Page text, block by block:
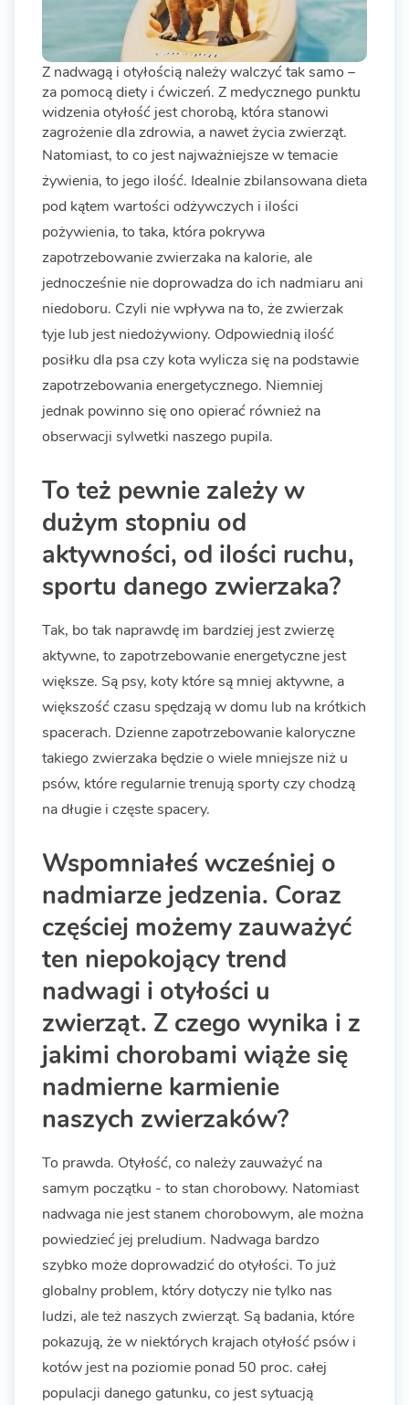
Z nadwagą i otyłością należy walczyć tak samo –
za pomocą diety i ćwiczeń. Z medycznego punktu
widzenia otyłość jest chorobą, która stanowi
zagrożenie dla zdrowia, a nawet życia zwierząt.
Natomiast, to co jest najważniejsze w temacie
żywienia, to jego ilość. Idealnie zbilansowana dieta
pod kątem wartości odżywczych i ilości
pożywienia, to taka, która pokrywa
zapotrzebowanie zwierzaka na kalorie, ale
jednocześnie nie doprowadza do ich nadmiaru ani
niedoboru. Czyli nie wpływa na to, że zwierzak
tyje lub jest niedożywiony. Odpowiednią ilość
posiłku dla psa czy kota wylicza się na podstawie
zapotrzebowania energetycznego. Niemniej
jednak powinno się ono opierać również na
obserwacji sylwetki naszego pupila.
To też pewnie zależy w
dużym stopniu od
aktywności, od ilości ruchu,
sportu danego zwierzaka?
Tak, bo tak naprawdę im bardziej jest zwierzę
aktywne, to zapotrzebowanie energetyczne jest
większe. Są psy, koty które są mniej aktywne, a
większość czasu spędzają w domu lub na krótkich
spacerach. Dzienne zapotrzebowanie kaloryczne
takiego zwierzaka będzie o wiele mniejsze niż u
psów, które regularnie trenują sporty czy chodzą
na długie i częste spacery.
Wspomniałeś wcześniej o
nadmiarze jedzenia. Coraz
częściej możemy zauważyć
ten niepokojący trend
nadwagi i otyłości u
zwierząt. Z czego wynika i z
jakimi chorobami wiąże się
nadmierne karmienie
naszych zwierzaków?
To prawda. Otyłość, co należy zauważyć na
samym początku - to stan chorobowy. Natomiast
nadwaga nie jest stanem chorobowym, ale można
powiedzieć jej preludium. Nadwaga bardzo
szybko może doprowadzić do otyłości. To już
globalny problem, który dotyczy nie tylko nas
ludzi, ale też naszych zwierząt. Są badania, które
pokazują, że w niektórych krajach otyłość psów i
kotów jest na poziomie ponad 50 proc. całej
populacji danego gatunku, co jest sytuacją